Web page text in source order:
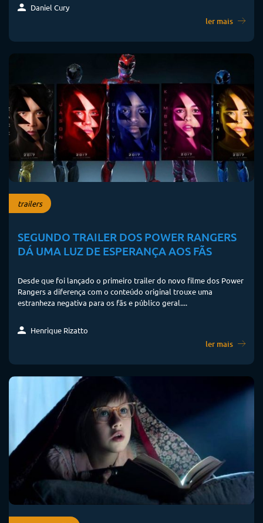
Daniel Cury
ler mais
trailers
SEGUNDO TRAILER DOS POWER RANGERS
DÁ UMA LUZ DE ESPERANÇA AOS FÃS
Desde que foi lançado o primeiro trailer do novo filme dos Power
Rangers a diferença com o conteúdo original trouxe uma
estranheza negativa para os fãs e público geral....
Henrique Rizatto
ler mais